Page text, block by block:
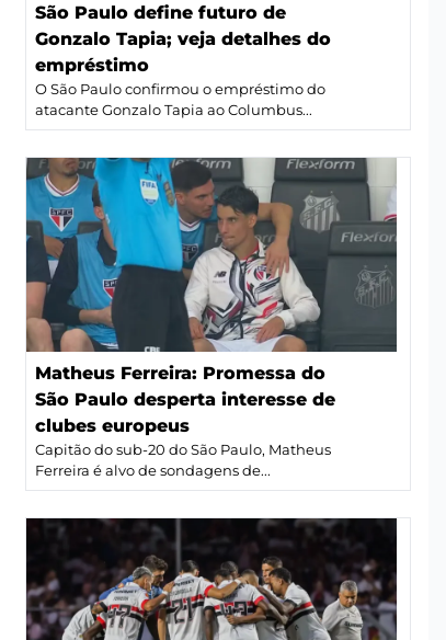
São Paulo define futuro de
Gonzalo Tapia; veja detalhes do
empréstimo
O São Paulo confirmou o empréstimo do
atacante Gonzalo Tapia ao Columbus...
Matheus Ferreira: Promessa do
São Paulo desperta interesse de
clubes europeus
Capitão do sub-20 do São Paulo, Matheus
Ferreira é alvo de sondagens de...